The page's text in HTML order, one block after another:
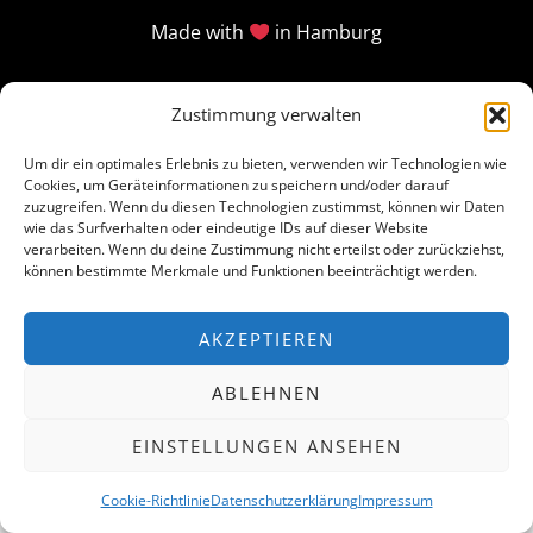
Zustimmung verwalten
Um dir ein optimales Erlebnis zu bieten, verwenden wir Technologien wie
Cookies, um Geräteinformationen zu speichern und/oder darauf
zuzugreifen. Wenn du diesen Technologien zustimmst, können wir Daten
wie das Surfverhalten oder eindeutige IDs auf dieser Website
verarbeiten. Wenn du deine Zustimmung nicht erteilst oder zurückziehst,
können bestimmte Merkmale und Funktionen beeinträchtigt werden.
AKZEPTIEREN
ABLEHNEN
EINSTELLUNGEN ANSEHEN
Cookie-RichtlinieDatenschutzerklärungImpressum
Made with in Hamburg